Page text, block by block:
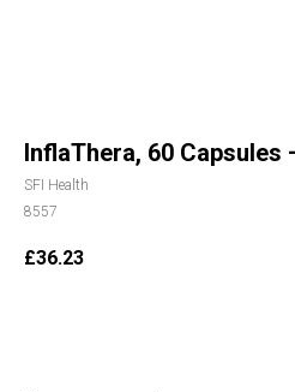
InflaThera, 60 Capsules
SFI Health
8557
£36.23